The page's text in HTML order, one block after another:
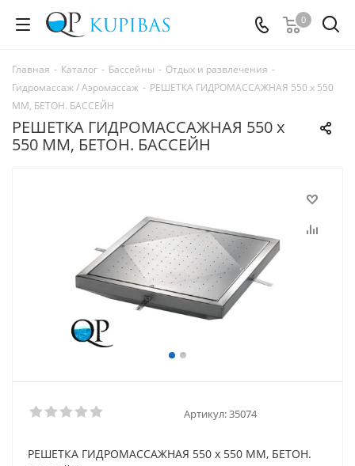
0
Главная - Каталог - Бассейны - Отдых и развлечения -
Гидромассаж / Аэромассаж - РЕШЕТКА ГИДРОМАССАЖНАЯ 550 x 550
ММ, БЕТОН. БАССЕЙН
РЕШЕТКА ГИДРОМАССАЖНАЯ 550 x
550 ММ, БЕТОН. БАССЕЙН
Артикул:35074
РЕШЕТКА ГИДРОМАССАЖНАЯ 550 x 550 ММ, БЕТОН.